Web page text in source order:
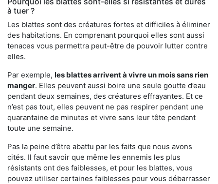
à tuer ?
Les blattes sont des créatures fortes et difficiles à éliminer
des habitations. En comprenant pourquoi elles sont aussi
tenaces vous permettra peut-être de pouvoir lutter contre
elles.
Par exemple, les blattes arrivent à vivre un mois sans rien
manger. Elles peuvent aussi boire une seule goutte d’eau
pendant deux semaines, des créatures effrayantes. Et ce
n’est pas tout, elles peuvent ne pas respirer pendant une
quarantaine de minutes et vivre sans leur tête pendant
toute une semaine.
Pas la peine d’être abattu par les faits que nous avons
cités. Il faut savoir que même les ennemis les plus
résistants ont des faiblesses, et pour les blattes, vous
pouvez utiliser certaines faiblesses pour vous débarrasser